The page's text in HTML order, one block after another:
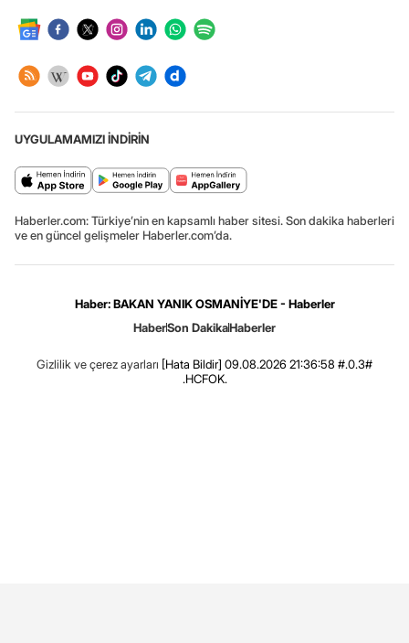
UYGULAMAMIZI İNDİRİN
Haberler.com: Türkiye’nin en kapsamlı haber sitesi. Son dakika haberleri
ve en güncel gelişmeler Haberler.com’da.
Haber: BAKAN YANIK OSMANİYE'DE - Haberler
HaberSon DakikaHaberler
Gizlilik ve çerez ayarları [Hata Bildir] 09.08.2026 21:36:58 #.0.3#
.HCFOK.